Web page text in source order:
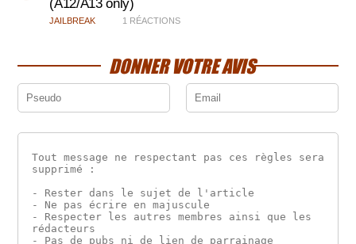
JAILBREAK 1 RÉACTIONS
DONNER VOTRE AVIS